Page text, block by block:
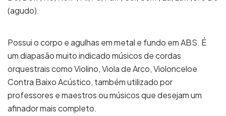
(agudo).
Possui o corpo e agulhas em metal e fundo em ABS. É
um diapasão muito indicado músicos de cordas
orquestrais como Violino, Viola de Arco, Violonceloe
Contra Baixo Acústico, também utilizado por
professores e maestros ou músicos que desejam um
afinador mais completo.